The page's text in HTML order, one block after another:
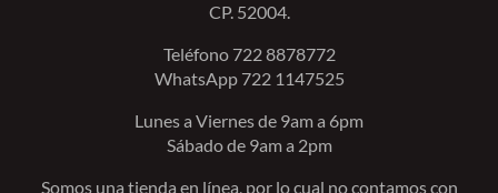
CP. 52004.
Teléfono 722 8878772
WhatsApp 722 1147525
Lunes a Viernes de 9am a 6pm
Sábado de 9am a 2pm
Somos una tienda en línea, por lo cual no contamos con